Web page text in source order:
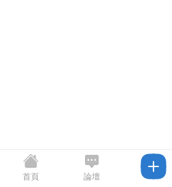
首頁 論壇